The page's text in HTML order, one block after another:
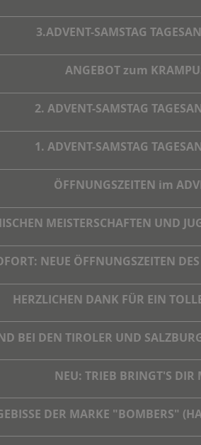
3.ADVENT-SAMSTAG
ANGEBOT zum
2. ADVENT-SAMSTAG
1. ADVENT-SAMSTAG
ÖFFNUNGSZEITEN im
MEISTERSCHAFTEN UND
NEUE ÖFFNUNGSZEITEN
HERZLICHEN DANK FÜR EIN
BEI DEN TIROLER UND
NEU: TRIEB BRINGT'S DIR
DER MARKE "BOMBERS"